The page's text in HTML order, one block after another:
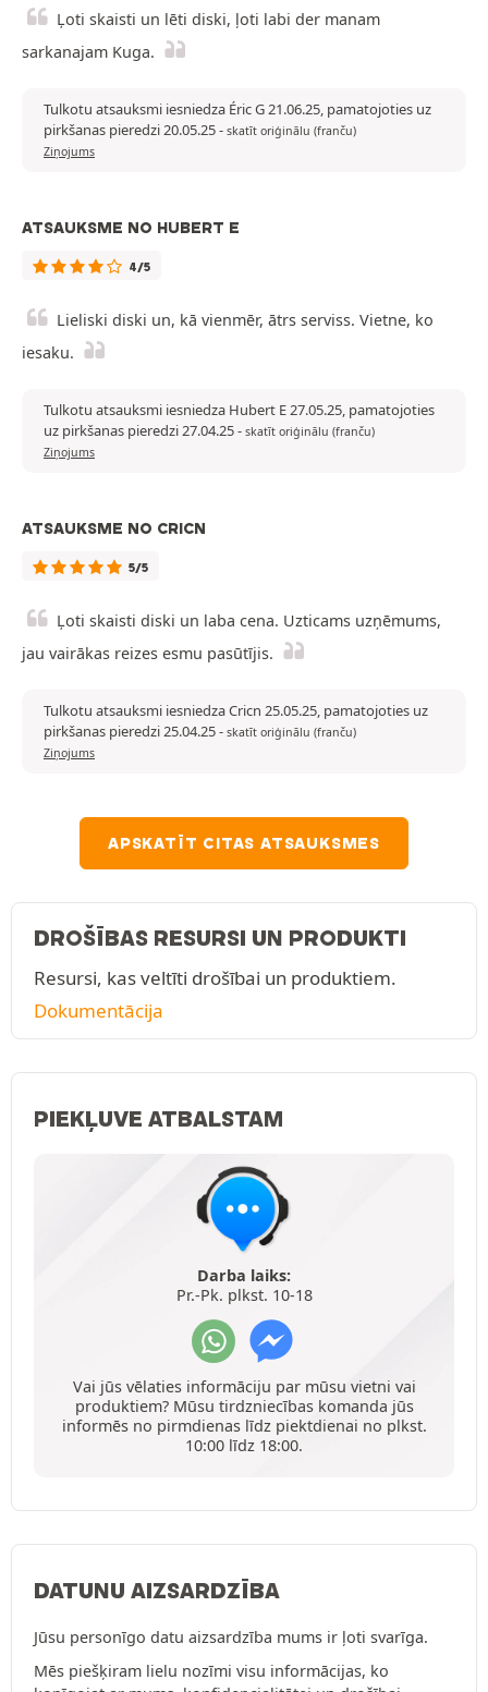
Ļoti skaisti un lēti diski, ļoti labi der manam
sarkanajam Kuga.
Tulkotu atsauksmi iesniedza Éric G 21.06.25, pamatojoties uz
pirkšanas pieredzi 20.05.25- skatīt oriģinālu (franču)
Ziņojums
ATSAUKSME NO HUBERT E
4/5
Lieliski diski un, kā vienmēr, ātrs serviss. Vietne, ko
iesaku.
Tulkotu atsauksmi iesniedza Hubert E 27.05.25, pamatojoties
uz pirkšanas pieredzi 27.04.25- skatīt oriģinālu (franču)
Ziņojums
ATSAUKSME NO CRICN
5/5
Ļoti skaisti diski un laba cena. Uzticams uzņēmums,
jau vairākas reizes esmu pasūtījis.
Tulkotu atsauksmi iesniedza Cricn 25.05.25, pamatojoties uz
pirkšanas pieredzi 25.04.25- skatīt oriģinālu (franču)
Ziņojums
APSKATĪT CITAS ATSAUKSMES
DROŠĪBAS RESURSI UN PRODUKTI
Resursi, kas veltīti drošībai un produktiem.
Dokumentācija
PIEKĻUVE ATBALSTAM
Darba laiks:
Pr.-Pk. plkst. 10-18
Vai jūs vēlaties informāciju par mūsu vietni vai
produktiem? Mūsu tirdzniecības komanda jūs
informēs no pirmdienas līdz piektdienai no plkst.
10:00 līdz 18:00.
DATUNU AIZSARDZĪBA
Jūsu personīgo datu aizsardzība mums ir ļoti svarīga.
Mēs piešķiram lielu nozīmi visu informācijas, ko